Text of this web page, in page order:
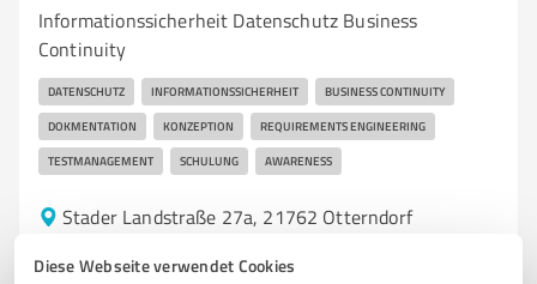
Diese Webseite verwendet Cookies
Informationssicherheit Datenschutz Business
Continuity
DATENSCHUTZ INFORMATIONSSICHERHEIT BUSINESS CONTINUITY
DOKMENTATION KONZEPTION REQUIREMENTS ENGINEERING
TESTMANAGEMENT SCHULUNG AWARENESS
Stader Landstraße 27a, 21762 Otterndorf